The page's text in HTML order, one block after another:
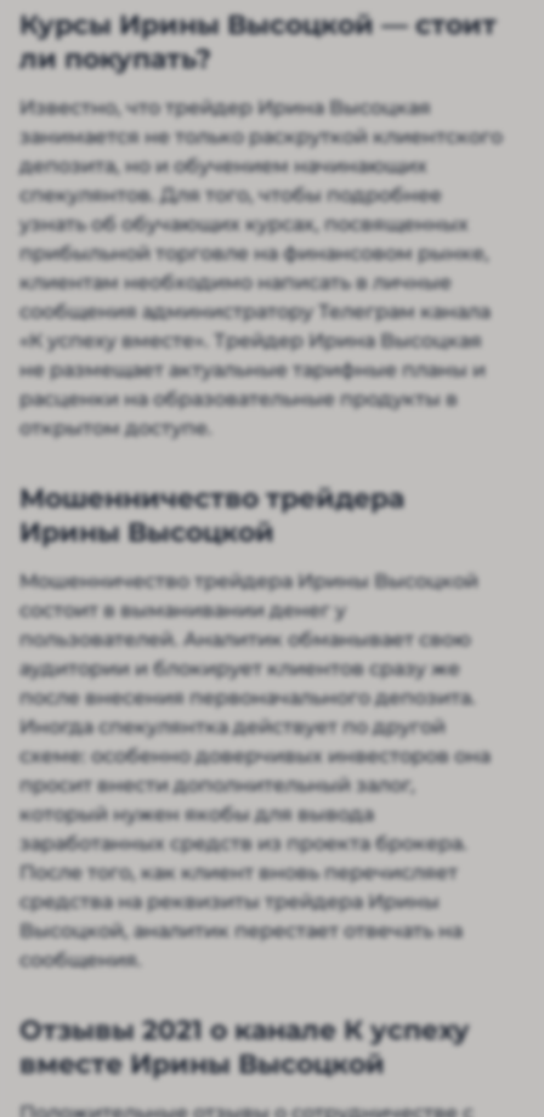
Курсы Ирины Высоцкой — стоит
ли покупать?
Известно, что трейдер Ирина Высоцкая
занимается не только раскруткой клиентского
депозита, но и обучением начинающих
спекулянтов. Для того, чтобы подробнее
узнать об обучающих курсах, посвященных
прибыльной торговле на финансовом рынке,
клиентам необходимо написать в личные
сообщения администратору Телеграм канала
«К успеху вместе». Трейдер Ирина Высоцкая
не размещает актуальные тарифные планы и
расценки на образовательные продукты в
открытом доступе.
Мошенничество трейдера
Ирины Высоцкой
Мошенничество трейдера Ирины Высоцкой
состоит в выманивании денег у
пользователей. Аналитик обманывает свою
аудитории и блокирует клиентов сразу же
после внесения первоначального депозита.
Иногда спекулянтка действует по другой
схеме: особенно доверчивых инвесторов она
просит внести дополнительный залог,
который нужен якобы для вывода
заработанных средств из проекта брокера.
После того, как клиент вновь перечисляет
средства на реквизиты трейдера Ирины
Высоцкой, аналитик перестает отвечать на
сообщения.
Отзывы 2021 о канале К успеху
вместе Ирины Высоцкой